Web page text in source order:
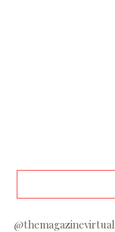
@themagazinevirtual